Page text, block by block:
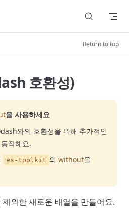
Return to top
호환성)
을 사용하세요
와의 호환성을 위해 추가적인
작해요.
es-toolkit 의 without을
외한 새로운 배열을 만들어요.